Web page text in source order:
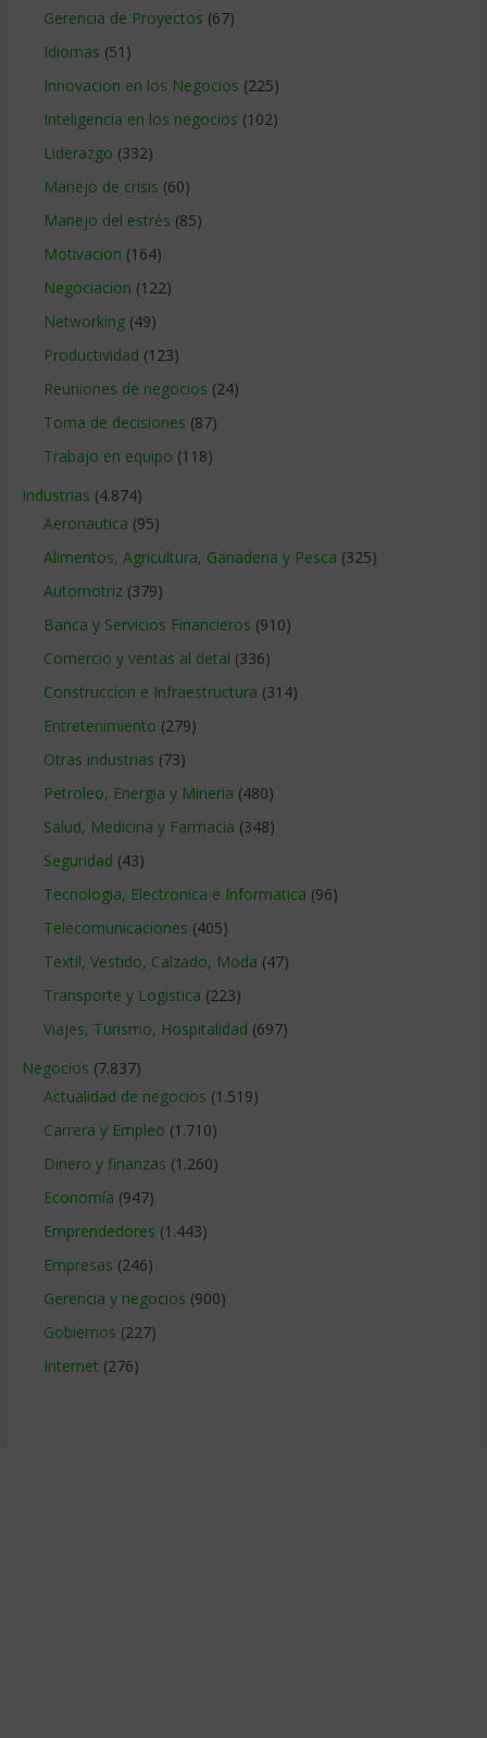
Gerencia de Proyectos (67)
Idiomas (51)
Innovacion en los Negocios (225)
Inteligencia en los negocios (102)
Liderazgo (332)
Manejo de crisis (60)
Manejo del estrés (85)
Motivacion (164)
Negociacion (122)
Networking(49)
Productividad (123)
Reuniones de negocios (24)
Toma de decisiones (87)
Trabajo en equipo (118)
Industrias (4.874)
Aeronautica (95)
Alimentos, Agricultura, Ganaderia y Pesca (325)
Automotriz(379)
Banca y Servicios Financieros (910)
Comercio y ventas al detal (336)
Construccion e Infraestructura (314)
Entretenimiento (279)
Otras industrias (73)
Petroleo, Energia y Mineria (480)
Salud, Medicina y Farmacia (348)
Seguridad (43)
Tecnologia, Electronica e Informatica (96)
Telecomunicaciones (405)
Textil, Vestido, Calzado, Moda (47)
Transporte y Logistica (223)
Viajes, Turismo, Hospitalidad (697)
Negocios (7.837)
Actualidad de negocios (1.519)
Carrera y Empleo (1.710)
Dinero y finanzas (1.260)
Economía (947)
Emprendedores (1.443)
Empresas (246)
Gerencia y negocios (900)
Gobiernos (227)
Internet (276)